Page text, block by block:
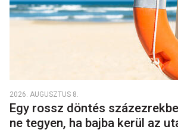
2026. AUGUSZTUS 8.
Egy rossz döntés
ne tegyen, ha bajba kerül az